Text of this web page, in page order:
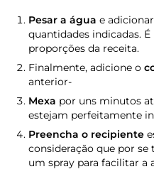
Pesar a água e
quantidades indicadas.
proporções da receita.
Finalmente, adicione o
anterior-
Mexa por uns minutos
estejam perfeitamente
Preencha o recipiente
consideração que por se
um spray para facilitar a